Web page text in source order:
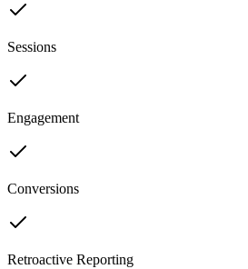
Sessions
Engagement
Conversions
Retroactive Reporting